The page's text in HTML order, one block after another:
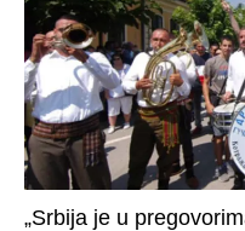
„Srbija je u